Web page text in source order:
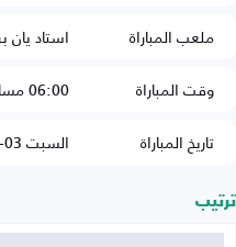
ملعب المباراة
استاد يان
وقت المباراة
06:00 مساءً
تاريخ المباراة
السبت 03-04-2027
ترتيب